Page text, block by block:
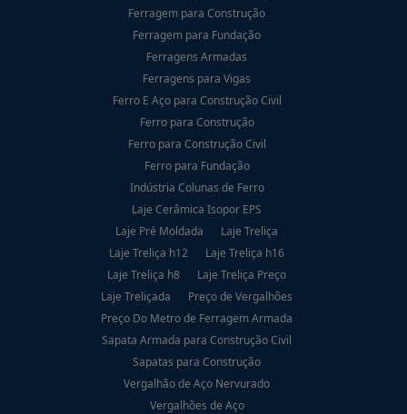
Ferragem para Construção
Ferragem para Fundação
Ferragens Armadas
Ferragens para Vigas
Ferro E Aço para Construção Civil
Ferro para Construção
Ferro para Construção Civil
Ferro para Fundação
Indústria Colunas de Ferro
Laje Cerâmica Isopor EPS
Laje Pré Moldada
Laje Treliça
Laje Treliça h12
Laje Treliça h16
Laje Treliça h8
Laje Treliça Preço
Laje Treliçada
Preço de Vergalhões
Preço Do Metro de Ferragem Armada
Sapata Armada para Construção Civil
Sapatas para Construção
Vergalhão de Aço Nervurado
Vergalhões de Aço